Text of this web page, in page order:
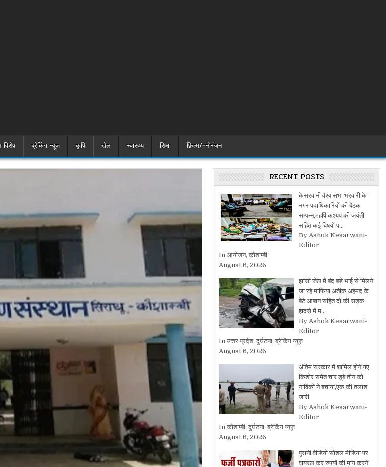
विशेष ब्रेकिंग न्यूज़ कृषि खेल स्वास्थ्य शिक्षा फ़िल्म/मनोरंजन
RECENT POSTS
केसरवानी वैश्य सभा भरवारी के
नगर पदाधिकारियों की बैठक
सम्पन्न,महर्षि कश्यप की जयंती
सहित कई विषयों प…
By Ashok Kesarwani-
Editor
In आयोजन, कौशाम्बी
August 6, 2026
झांसी जेल में बंद बड़े भाई से मिलने
जा रहे माफिया अतीक अहमद के
बेटे आबान सहित दो की सड़क
हादसे में म…
By Ashok Kesarwani-
Editor
In उत्तर प्रदेश, दुर्घटना, ब्रेकिंग न्यूज़
August 6, 2026
अंतिम संस्कार में शामिल होने गए
किशोर समेत चार डूबे तीन को
नाविकों ने बचाया,एक की तलाश
जारी
By Ashok Kesarwani-
Editor
In कौशाम्बी, दुर्घटना, ब्रेकिंग न्यूज़
August 6, 2026
पुरानी वीडियो सोशल मीडिया पर
वायरल कर रुपयों की मांग करने